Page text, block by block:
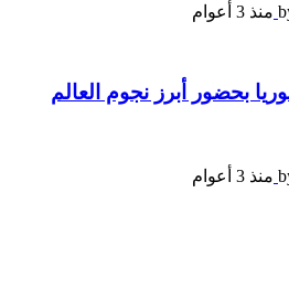
منذ 3 أعوام
بحضور أبرز نجوم العالم
منذ 3 أعوام